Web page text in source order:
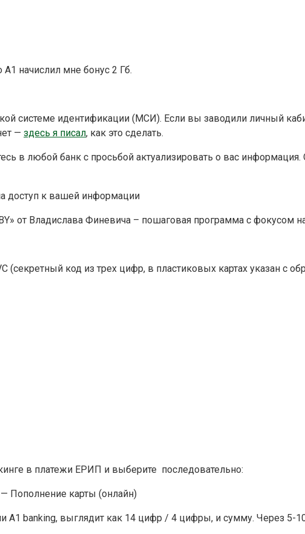
А1 начислил мне бонус 2 Гб.
системе идентификации (МСИ). Если вы заводили личный
— здесь я писал, как это сделать.
в любой банк с просьбой актуализировать о вас
доступ к вашей информации
от Владислава Финевича – пошаговая программа с фокусом
код из трех цифр, в пластиковых картах указан с
в платежи ЕРИП и выберите последовательно:
Пополнение карты (онлайн)
banking, выглядит как 14 цифр / 4 цифры, и сумму. Через 5-10